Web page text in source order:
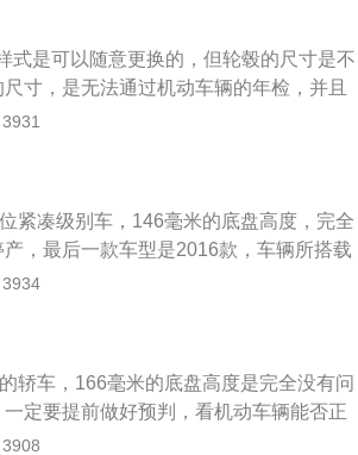
期更换会导致汽车的刹车效果受到影
定期对汽车的刹车系统进行保养和维
时候需要及时更换，否则对汽车的行驶
式是可以随意更换的，但轮毂的尺寸是不
寸，是无法通过机动车辆的年检，并且
用过程当中一定要注意这一点。东风日
发动机的最大马力是126，最大功率是
号汽油，匹配的是手动变速箱和无极变
紧凑级别车，146毫米的底盘高度，完全
，最后一款车型是2016款，车辆所搭载
匹配五档手动和四档自动变速箱。东风
箱，机动车辆的车身长度是4480毫米，
距是2600毫米，机动车辆的车身结构是
轿车，166毫米的底盘高度是完全没有问
定要提前做好预判，看机动车辆能否正
旗下的启辰T60车型是一款紧凑型的三